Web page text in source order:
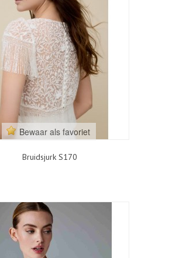
Bruidsjurk S170
Bewaar als favoriet